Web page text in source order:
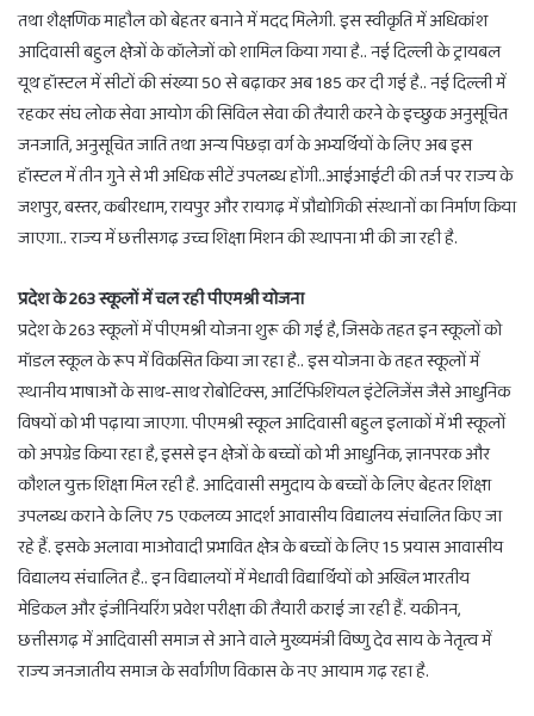
तथा शैक्षणिक माहौल को बेहतर बनाने में मदद मिलेगी. इस स्वीकृति में अधिकांश
आदिवासी बहुल क्षेत्रों के कॉलेजों को शामिल किया गया है.. नई दिल्ली के ट्रायबल
यूथ हॉस्टल में सीटों की संख्या 50 से बढ़ाकर अब 185 कर दी गई है.. नई दिल्ली में
रहकर संघ लोक सेवा आयोग की सिविल सेवा की तैयारी करने के इच्छुक अनुसूचित
जनजाति, अनुसूचित जाति तथा अन्य पिछड़ा वर्ग के अभ्यर्थियों के लिए अब इस
हॉस्टल में तीन गुने से भी अधिक सीटें उपलब्ध होंगी..आईआईटी की तर्ज पर राज्य के
जशपुर, बस्तर, कबीरधाम, रायपुर और रायगढ़ में प्रौद्योगिकी संस्थानों का निर्माण किया
जाएगा.. राज्य में छत्तीसगढ़ उच्च शिक्षा मिशन की स्थापना भी की जा रही है.
प्रदेश के 263 स्कूलों में चल रही पीएमश्री योजना
प्रदेश के 263 स्कूलों में पीएमश्री योजना शुरू की गई है, जिसके तहत इन स्कूलों को
मॉडल स्कूल के रूप में विकसित किया जा रहा है.. इस योजना के तहत स्कूलों में
स्थानीय भाषाओं के साथ-साथ रोबोटिक्स, आर्टिफिशियल इंटेलिजेंस जैसे आधुनिक
विषयों को भी पढ़ाया जाएगा. पीएमश्री स्कूल आदिवासी बहुल इलाकों में भी स्कूलों
को अपग्रेड किया रहा है, इससे इन क्षेत्रों के बच्चों को भी आधुनिक, ज्ञानपरक और
कौशल युक्त शिक्षा मिल रही है. आदिवासी समुदाय के बच्चों के लिए बेहतर शिक्षा
उपलब्ध कराने के लिए 75 एकलव्य आदर्श आवासीय विद्यालय संचालित किए जा
रहे हैं. इसके अलावा माओवादी प्रभावित क्षेत्र के बच्चों के लिए 15 प्रयास आवासीय
विद्यालय संचालित है.. इन विद्यालयों में मेधावी विद्यार्थियों को अखिल भारतीय
मेडिकल और इंजीनियरिंग प्रवेश परीक्षा की तैयारी कराई जा रही हैं. यकीनन,
छत्तीसगढ़ में आदिवासी समाज से आने वाले मुख्यमंत्री विष्णु देव साय के नेतृत्व में
राज्य जनजातीय समाज के सर्वांगीण विकास के नए आयाम गढ़ रहा है.